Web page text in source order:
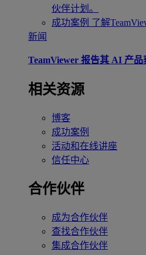
伙伴计划。
成功案例 了解
新闻
TeamViewer 报告其 AI 产品
相关资源
博客
成功案例
活动和在线讲座
信任中心
合作伙伴
成为合作伙伴
查找合作伙伴
集成合作伙伴